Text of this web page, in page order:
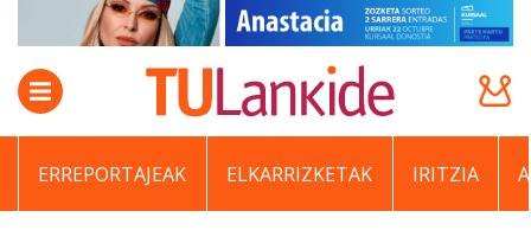
ERREPORTAJEAK ELKARRIZKETAK IRITZIA